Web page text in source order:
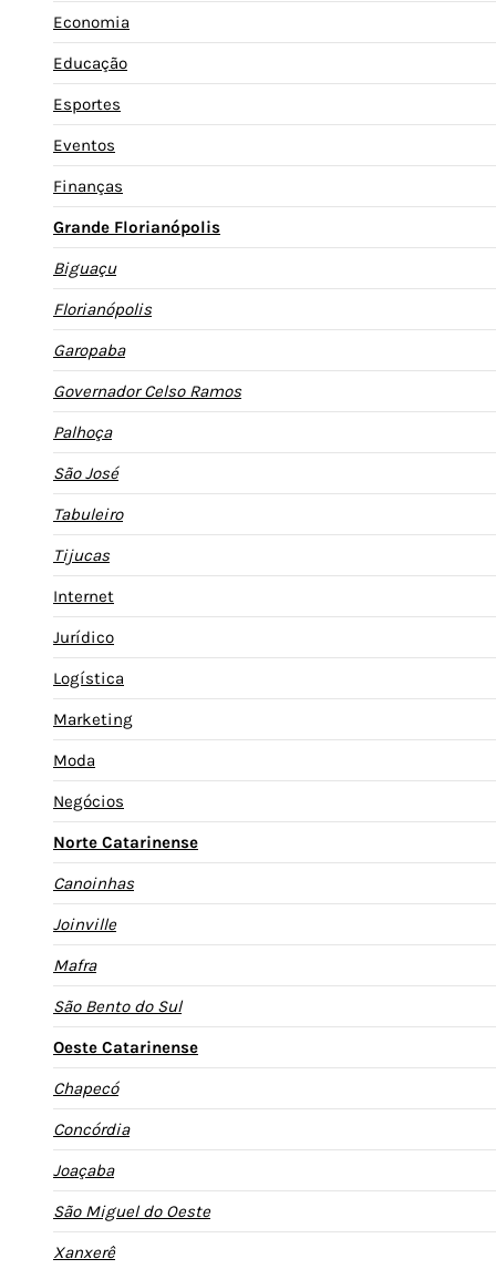
Economia
Educação
Esportes
Eventos
Finanças
Grande Florianópolis
Biguaçu
Florianópolis
Garopaba
Governador Celso Ramos
Palhoça
São José
Tabuleiro
Tijucas
Internet
Jurídico
Logística
Marketing
Moda
Negócios
Norte Catarinense
Canoinhas
Joinville
Mafra
São Bento do Sul
Oeste Catarinense
Chapecó
Concórdia
Joaçaba
São Miguel do Oeste
Xanxerê